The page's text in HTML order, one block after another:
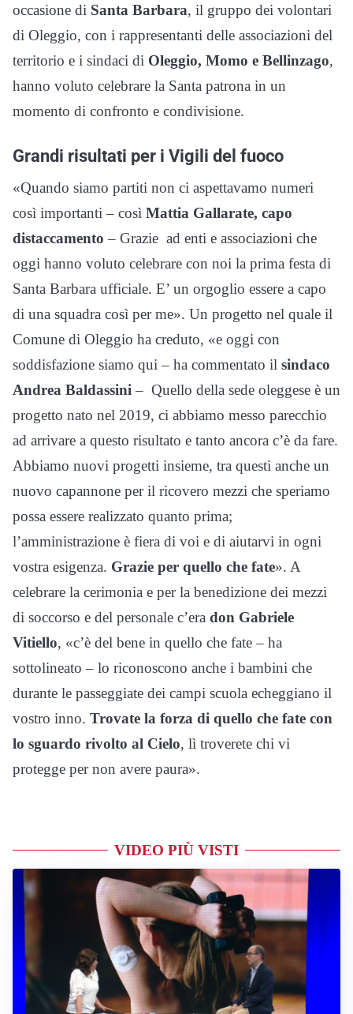
occasione di Santa Barbara, il gruppo dei volontari
di Oleggio, con i rappresentanti delle associazioni del
territorio e i sindaci di Oleggio, Momo e Bellinzago,
hanno voluto celebrare la Santa patrona in un
momento di confronto e condivisione.
Grandi risultati per i Vigili del fuoco
«Quando siamo partiti non ci aspettavamo numeri
così importanti – così Mattia Gallarate, capo
distaccamento – Grazie ad enti e associazioni che
oggi hanno voluto celebrare con noi la prima festa di
Santa Barbara ufficiale. E’ un orgoglio essere a capo
di una squadra così per me». Un progetto nel quale il
Comune di Oleggio ha creduto, «e oggi con
soddisfazione siamo qui – ha commentato il sindaco
Andrea Baldassini – Quello della sede oleggese è un
progetto nato nel 2019, ci abbiamo messo parecchio
ad arrivare a questo risultato e tanto ancora c’è da fare.
Abbiamo nuovi progetti insieme, tra questi anche un
nuovo capannone per il ricovero mezzi che speriamo
possa essere realizzato quanto prima;
l’amministrazione è fiera di voi e di aiutarvi in ogni
vostra esigenza. Grazie per quello che fate». A
celebrare la cerimonia e per la benedizione dei mezzi
di soccorso e del personale c’era don Gabriele
Vitiello, «c’è del bene in quello che fate – ha
sottolineato – lo riconoscono anche i bambini che
durante le passeggiate dei campi scuola echeggiano il
vostro inno. Trovate la forza di quello che fate con
lo sguardo rivolto al Cielo, lì troverete chi vi
protegge per non avere paura».
VIDEO PIÙ VISTI